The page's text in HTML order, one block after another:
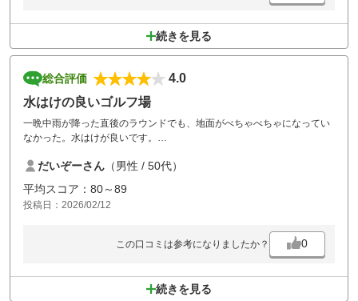
続きを見る
総合評価
4.0
水はけの良いゴルフ場
一晩中雨が降った直後のラウンドでも、地面がべちゃべちゃになってい
なかった。水はけが良いです。
い。
食事の内容はおいといて、サービスのコーヒーやスイーツは嬉しい。
だいぞーさん （男性 / 50代）
平均スコア：80～89
投稿日：2026/02/12
この口コミは参考になりましたか？ 0
続きを見る